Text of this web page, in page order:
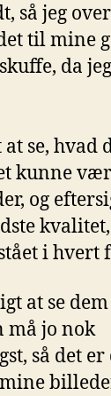
så jeg
til mine
da
se, hvad
kunne
og
i hvert
at se
må jo nok
så det er